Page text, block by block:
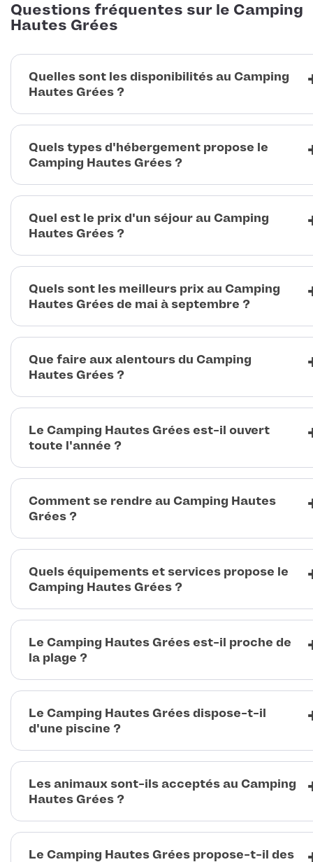
Questions fréquentes sur le Camping
Hautes Grées
Quelles sont les disponibilités au Camping
Hautes Grées ?
Quels types d'hébergement propose le
Camping Hautes Grées ?
Quel est le prix d'un séjour au Camping
Hautes Grées ?
Quels sont les meilleurs prix au Camping
Hautes Grées de mai à septembre ?
Que faire aux alentours du Camping
Hautes Grées ?
Le Camping Hautes Grées est-il ouvert
toute l'année ?
Comment se rendre au Camping Hautes
Grées ?
Quels équipements et services propose le
Camping Hautes Grées ?
Le Camping Hautes Grées est-il proche de
la plage ?
Le Camping Hautes Grées dispose-t-il
d'une piscine ?
Les animaux sont-ils acceptés au Camping
Hautes Grées ?
Le Camping Hautes Grées propose-t-il des